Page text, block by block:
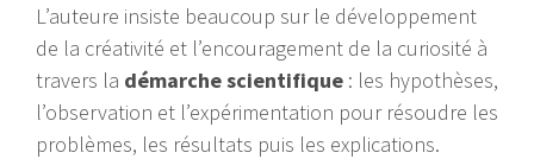
L’auteure insiste beaucoup sur le développement
de la créativité et l’encouragement de la curiosité à
travers la démarche scientifique : les hypothèses,
l’observation et l’expérimentation pour résoudre les
problèmes, les résultats puis les explications.